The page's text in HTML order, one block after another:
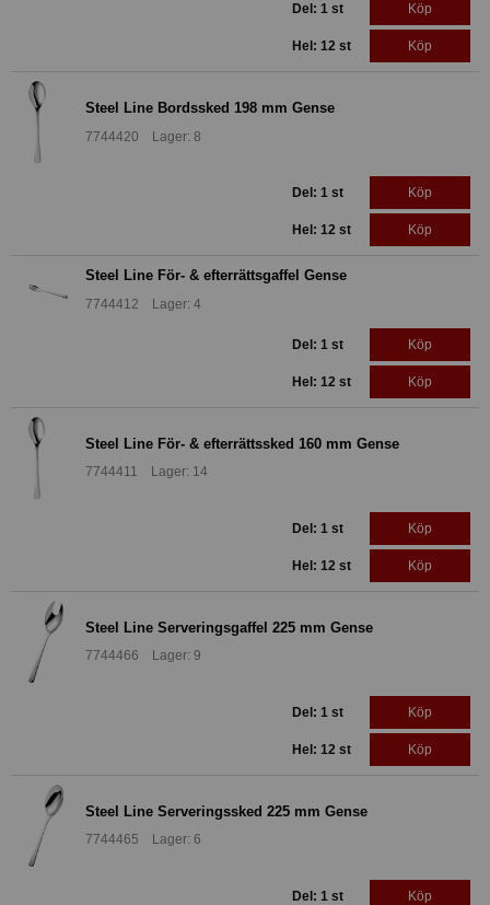
Del: 1 st Köp
Hel: 12 st Köp
Steel Line Bordssked 198 mm Gense
7744420 Lager: 8
Del: 1 st Köp
Hel: 12 st Köp
Steel Line För- & efterrättsgaffel Gense
7744412 Lager: 4
Del: 1 st Köp
Hel: 12 st Köp
Steel Line För- & efterrättssked 160 mm Gense
7744411 Lager: 14
Del: 1 st Köp
Hel: 12 st Köp
Steel Line Serveringsgaffel 225 mm Gense
7744466 Lager: 9
Del: 1 st Köp
Hel: 12 st Köp
Steel Line Serveringssked 225 mm Gense
7744465 Lager: 6
Del: 1 st Köp